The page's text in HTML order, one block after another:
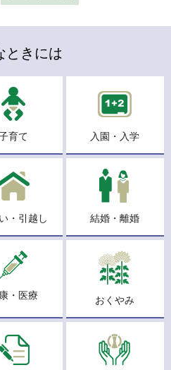
ときには
育て 入園・入学
・引越し 結婚・離婚
・医療 おくやみ